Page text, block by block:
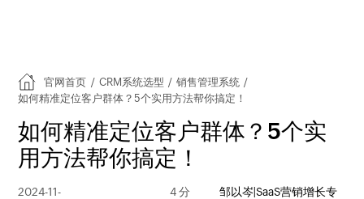
官网首页 / CRM系统选型 / 销售管理系统 /
如何精准定位客户群体？5个实用方法帮你搞定！
如何精准定位客户群体？5个实
用方法帮你搞定！
2024-11-
4 分
邹以岑|SaaS营销增长专